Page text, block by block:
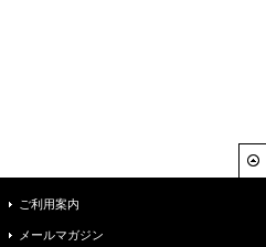
ご利用案内
メールマガジン